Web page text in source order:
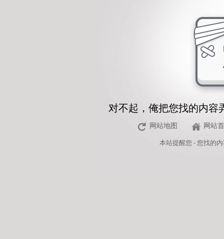
对不起，俺把您找的内容
网站地图 网站
本站提醒您 - 您找的